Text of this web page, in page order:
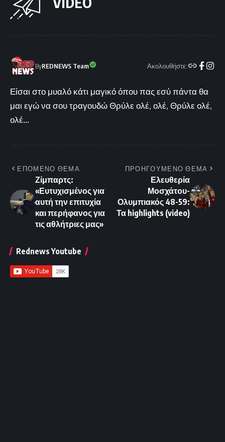
ByREDNEWS Team Ακολουθήστε:
Είσαι στο μυαλό κάτι μαγικό όπου πας εσύ πάντα θα
μαι εγώ να σου τραγουδώ Θρύλε ολέ, ολέ, Θρύλε ολέ,
ολέ...
ΕΠΟΜΕΝΟ ΘΕΜΑ
Ζίμπαρτς:
«Ευτυχισμένος για
αυτή την επιτυχία
και περήφανος για
τις αθλήτριες μας»
ΠΡΟΗΓΟΥΜΕΝΟ ΘΕΜΑ
Ελευθερία
Μοσχάτου-
Ολυμπιακός 48-59:
Τα highlights (video)
Rednews Youtube